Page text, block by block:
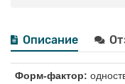
Описание
Форм-фактор: